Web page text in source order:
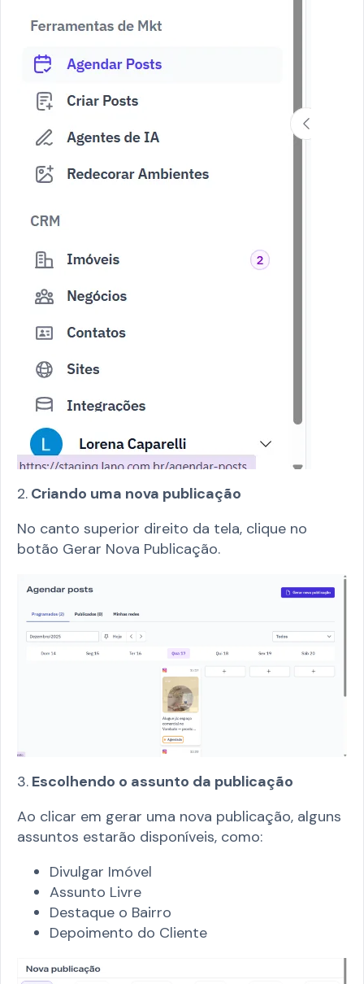
2. Criando uma nova publicação
No canto superior direito da tela, clique no
botão Gerar Nova Publicação.
3. Escolhendo o assunto da publicação
Ao clicar em gerar uma nova publicação, alguns
assuntos estarão disponíveis, como:
Divulgar Imóvel
Assunto Livre
Destaque o Bairro
Depoimento do Cliente